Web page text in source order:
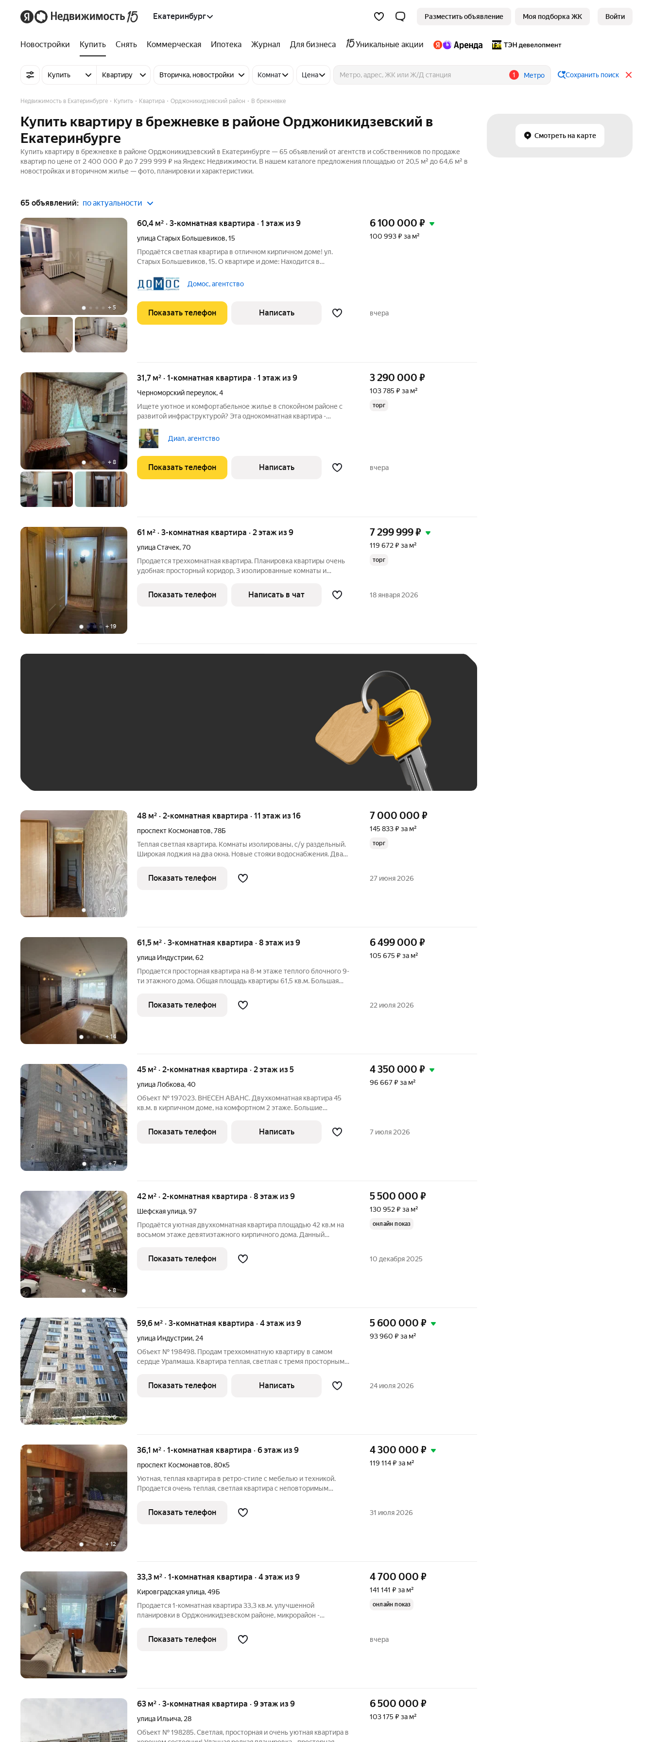
Екатеринбург Разместить объявление Моя подборка ЖК Войти
Новостройки Купить Снять Коммерческая Ипотека Журнал Для бизнеса Уникальные акции
Купить Квартиру Вторичка, новостройки Комнат Цена 1 Метро Сохранить поиск
Смотреть на карте
Недвижимость в Екатеринбурге Купить Квартира Орджоникидзевский район В брежневке
Купить квартиру в брежневке в районе Орджоникидзевский в
Екатеринбурге
Купить квартиру в брежневке в районе Орджоникидзевский в Екатеринбурге — 65 объявлений от агентств и собственников по продаже
квартир по цене от 2 400 000 ₽ до 7 299 999 ₽ на Яндекс Недвижимости. В нашем каталоге предложения площадью от 20,5 м² до 64,6 м² в
новостройках и вторичном жилье — фото, планировки и характеристики.
65 объявлений: по актуальности
+ 5
60,4 м² · 3-комнатная квартира · 1 этаж из 9
улица Старых Большевиков,15
Продаётся светлая квартира в отличном кирпичном доме! ул.
Старых Большевиков, 15. О квартире и доме: Находится в
Домос, агентство
6 100 000 ₽
100 993 ₽ за м²
Показать телефон Написать вчера
+ 8
31,7 м² · 1-комнатная квартира · 1 этаж из 9
Черноморский переулок,4
Ищете уютное и комфортабельное жилье в спокойном районе с
развитой инфраструктурой? Эта однокомнатная квартира -
расположена на первом этаже, окна выходят во двор на юго-
запад. В квартире тепло
Диал, агентство
3 290 000 ₽
103 785 ₽ за м²
торг
Показать телефон Написать вчера
+ 19
61 м² · 3-комнатная квартира · 2 этаж из 9
улица Стачек,70
Продается трехкомнатная квартира. Планировка квартиры очень
удобная: просторный коридор, 3 изолированные комнаты и
включены в общую площадь. Окна выходят в две разные стороны.
Имеется общий
7 299 999₽
119 672 ₽ за м²
торг
Показать телефон Написать в чат 18 января 2026
+9
48 м² · 2-комнатная квартира · 11 этаж из 16
проспект Космонавтов,78Б
Теплая светлая квартира. Комнаты изолированы, с/у раздельный.
Широкая лоджия на два окна. Новые стояки водоснабжения. Два
доступности: станция метро Космонавтов, школа № 138, детские
сады, детская
7 000 000 ₽
145 833 ₽ за м²
торг
Показать телефон 27 июня 2026
+14
61,5 м² · 3-комнатная квартира · 8 этаж из 9
улица Индустрии,62
Продается просторная квартира на 8-м этаже теплого блочного 9-
ти этажного дома. Общая площадь квартиры 61,5 кв.м. Большая
есть выход на лоджию. Изолированная комнат 10,4 кв.м. Площадь
6 499 000 ₽
105 675 ₽ за м²
Показать телефон 22 июля 2026
+7
45 м² · 2-комнатная квартира · 2 этаж из 5
улица Лобкова,40
Объект № 197023. ВНЕСЕН АВАНС. Двухкомнатная квартира 45
кв.м. в кирпичном доме, на комфортном 2 этаже. Большие
Квартира полностью освобождена и готова к продаже. Звоните,
записывайтесь на
4 350 000 ₽
96 667 ₽ за м²
Показать телефон Написать 7 июля 2026
+8
42 м² · 2-комнатная квартира · 8 этаж из 9
Шефская улица,97
Продаётся уютная двухкомнатная квартира площадью 42 кв.м на
восьмом этаже девятиэтажного кирпичного дома. Данный
спокойствие района, находясь при этом в непосредственной
близости от оживлённых улиц и
5 500 000 ₽
130 952 ₽ за м²
онлайн показ
Показать телефон 10 декабря 2025
+6
59,6 м² · 3-комнатная квартира · 4 этаж из 9
улица Индустрии, 24
Объект № 198498. Продам трехкомнатную квартиру в самом
сердце Уралмаша. Квартира теплая, светлая с тремя просторными
владельцу сделать дизайн на свой вкус. Отличное расположение:
рядом с домом
5 600 000 ₽
93 960 ₽ за м²
Показать телефон Написать 24 июля 2026
+12
36,1 м² · 1-комнатная квартира · 6 этаж из 9
проспект Космонавтов,80к5
Уютная, теплая квартира в ретро-стиле с мебелью и техникой.
Продается очень теплая, светлая квартира с неповторимым
продумано для комфортной жизни. Квартира полностью
укомплектована всей
4 300 000 ₽
119 114 ₽ за м²
Показать телефон 31 июля 2026
+4
33,3 м² · 1-комнатная квартира · 4 этаж из 9
Кировградская улица,49Б
Продается 1-комнатная квартира 33,3 кв.м. улучшенной
планировки в Орджоникидзевском районе, микрорайон -
двухкамерный, пол выложен керамогранитом с подогревом. По
квартире произведена замена
4 700 000 ₽
141 141 ₽ за м²
онлайн показ
Показать телефон вчера
63 м² · 3-комнатная квартира · 9 этаж из 9
улица Ильича, 28
Объект № 198285. Светлая, просторная и очень уютная квартира в
6 500 000 ₽
103 175 ₽ за м²